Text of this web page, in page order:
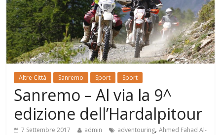
Altre Città Sanremo Sport Sport
Sanremo – Al via la 9^
edizione dell’Hardalpitour
7 Settembre 2017 admin adventouring,Ahmed Fahad Al-